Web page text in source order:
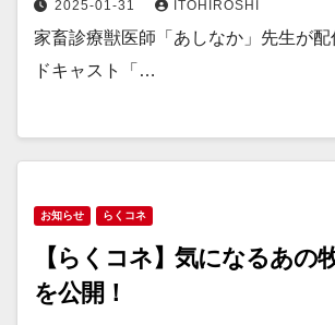
2025-01-31 ITOHIROSHI
家畜診療獣医師「あしなか」先生が配
ドキャスト「…
お知らせ らくコネ
【らくコネ】気になるあの
を公開！